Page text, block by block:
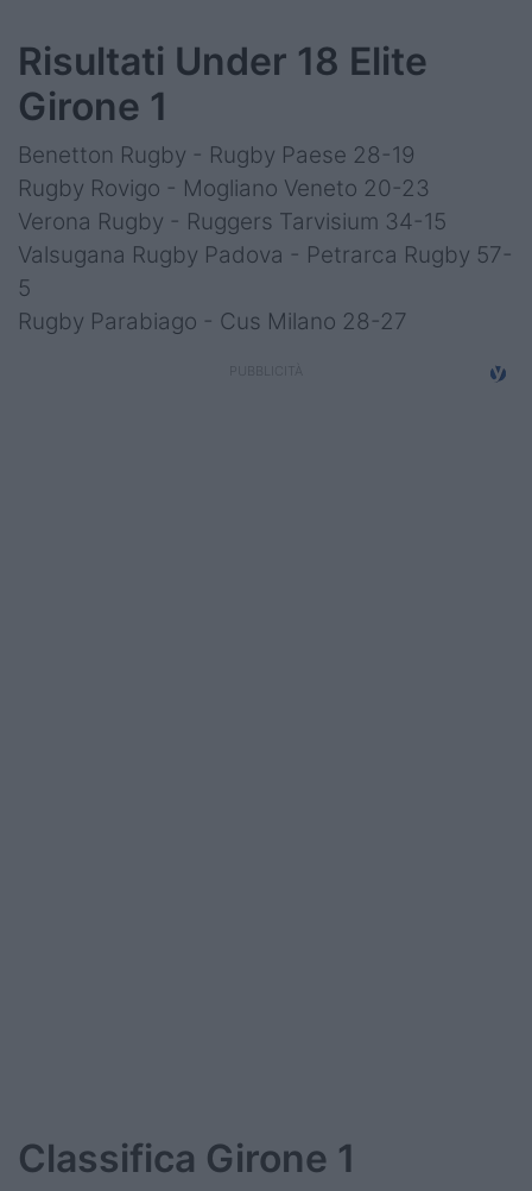
Risultati Under 18 Elite
Girone 1
Benetton Rugby - Rugby Paese 28-19
Rugby Rovigo - Mogliano Veneto 20-23
Verona Rugby - Ruggers Tarvisium 34-15
Valsugana Rugby Padova - Petrarca Rugby 57-
5
Rugby Parabiago - Cus Milano 28-27
Classifica Girone 1